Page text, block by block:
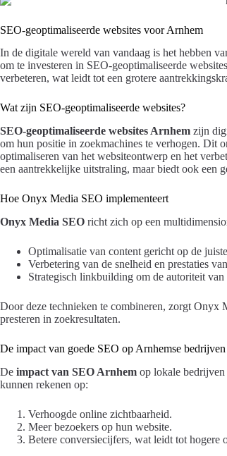
SEO-geoptimaliseerde websites voor Arnhem
In de digitale wereld van vandaag is het hebben
om te investeren in SEO-geoptimaliseerde
verbeteren, wat leidt tot een grotere
Wat zijn SEO-geoptimaliseerde websites?
SEO-geoptimaliseerde websites Arnhem zijn
om hun positie in zoekmachines te verhogen. Dit
optimaliseren van het websiteontwerp en het
een aantrekkelijke uitstraling, maar biedt ook een
Hoe Onyx Media SEO implementeert
Onyx Media SEO richt zich op een
Optimalisatie van content gericht op de
Verbetering van de snelheid en prestaties
Strategisch linkbuilding om de autoriteit van
Door deze technieken te combineren, zorgt Onyx
presteren in zoekresultaten.
De impact van goede SEO op Arnhemse bedrijven
De impact van SEO Arnhem op lokale
kunnen rekenen op:
Verhoogde online zichtbaarheid.
Meer bezoekers op hun website.
Betere conversiecijfers, wat leidt tot hogere